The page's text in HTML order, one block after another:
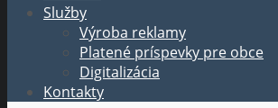
Služby
Výroba reklamy
Platené príspevky pre obce
Digitalizácia
Kontakty